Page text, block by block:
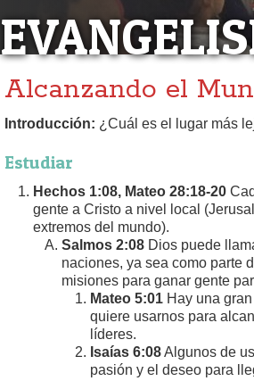
Alcanzando el
Introducción: ¿Cuál es el lugar más
Estudiar
Hechos 1:08, Mateo 28:18-20
gente a Cristo a nivel local
extremos del mundo).
Salmos 2:08 Dios puede
naciones, ya sea como parte
misiones para ganar gente
Mateo 5:01 Hay una
quiere usarnos para
líderes.
Isaías 6:08Algunos de
pasión y el deseo para